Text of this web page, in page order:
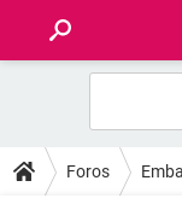
FOROS
Foros